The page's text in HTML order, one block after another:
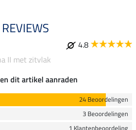
REVIEWS
4.8
II met zitvlak
dit artikel aanraden
24 Beoordelingen
3 Beoordelingen
1 Klantenbeoordeling